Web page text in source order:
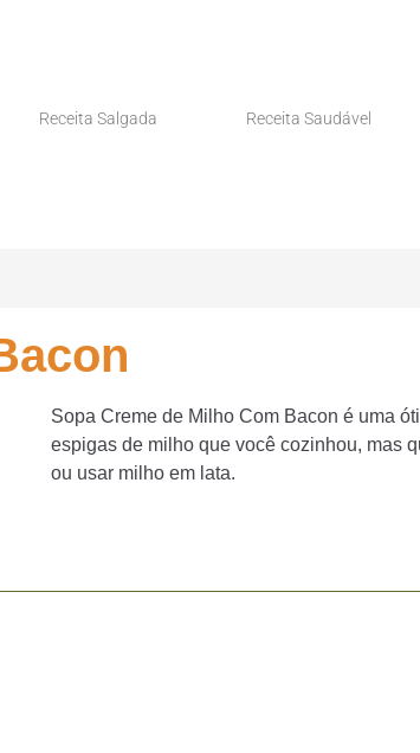
Receita Salgada Receita Saudável
Sopa Creme de Milho Com Bacon é uma
espigas de milho que você cozinhou, mas
ou usar milho em lata.